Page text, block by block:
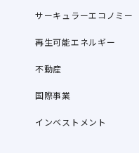
サーキュラーエコノミー
再生可能エネルギー
不動産
国際事業
インベストメント